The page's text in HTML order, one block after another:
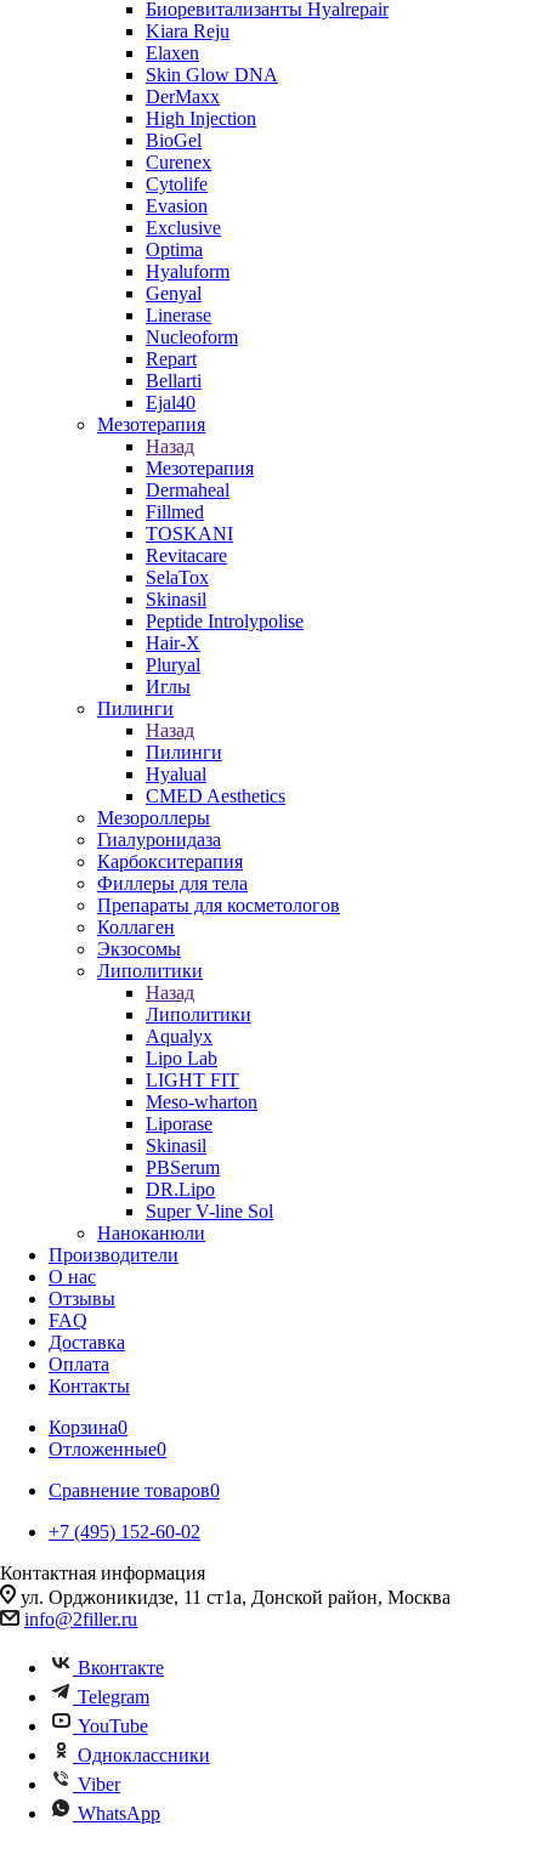
Биоревитализанты Hyalrepair
Kiara Reju
Elaxen
Skin Glow DNA
DerMaxx
High Injection
BioGel
Curenex
Cytolife
Evasion
Exclusive
Optima
Hyaluform
Genyal
Linerase
Nucleoform
Repart
Bellarti
Ejal40
Мезотерапия
Назад
Мезотерапия
Dermaheal
Fillmed
TOSKANI
Revitacare
SelaTox
Skinasil
Peptide Introlypolise
Hair-X
Pluryal
Иглы
Пилинги
Назад
Пилинги
Hyalual
CMED Aesthetics
Мезороллеры
Гиалуронидаза
Карбокситерапия
Филлеры для тела
Препараты для косметологов
Коллаген
Экзосомы
Липолитики
Назад
Липолитики
Aqualyx
Lipo Lab
LIGHT FIT
Meso-wharton
Liporase
Skinasil
PBSerum
DR.Lipo
Super V-line Sol
Наноканюли
Производители
О нас
Отзывы
FAQ
Доставка
Оплата
Контакты
Корзина0
Отложенные0
Сравнение товаров0
+7 (495) 152-60-02
Контактная информация
ул. Орджоникидзе, 11 ст1а, Донской район, Москва
info@2filler.ru
Вконтакте
Telegram
YouTube
Одноклассники
Viber
WhatsApp